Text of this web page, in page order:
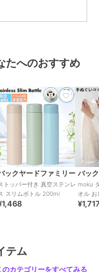
カバー 男の子 女の子
ー
たへのおすすめ
ックヤードファミリー
トッパー付き 真空ステンレ
スリムボトル 200ml
バッ
moku
オル お
ル 手ぬ
テム
のカテゴリーをすべてみる